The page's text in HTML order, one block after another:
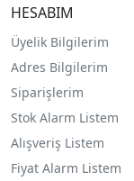
HESABIM
Üyelik Bilgilerim
Adres Bilgilerim
Siparişlerim
Stok Alarm Listem
Alışveriş Listem
Fiyat Alarm Listem